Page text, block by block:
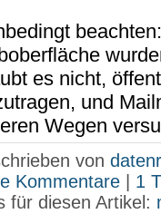
es nicht,
und
Wegen
von
Kommentare| 1
für diesen Artikel: